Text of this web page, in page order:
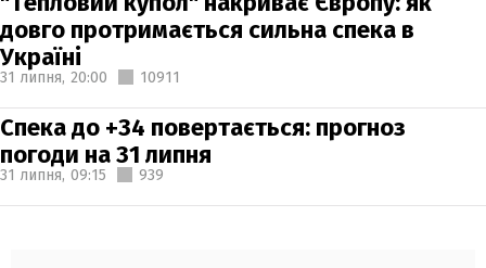
довго протримається сильна спека в
Україні
31 липня, 20:00 10911
Спека до +34 повертається: прогноз
погоди на 31 липня
31 липня, 09:15 939